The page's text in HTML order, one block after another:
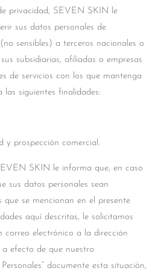
privacidad, SEVEN SKIN le
sus datos personales de
sensibles) a terceros nacionales o
subsidiarias, afiliadas o empresas
de servicios con los que mantenga
siguientes finalidades:
y prospección comercial.
SKIN le informa que, en caso
sus datos personales sean
que se mencionan en el presente
aquí descritas, le solicitamos
correo electrónico a la dirección
a efecto de que nuestro
documente esta situación,